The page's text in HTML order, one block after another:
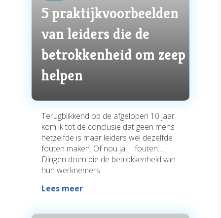
5 praktijkvoorbeelden
van leiders die de
betrokkenheid om zeep
helpen
Terugblikkend op de afgelopen 10 jaar
kom ik tot de conclusie dat geen mens
hetzelfde is maar leiders wel dezelfde
fouten maken. Of nou ja … fouten…
Dingen doen die de betrokkenheid van
hun werknemers…
Lees meer